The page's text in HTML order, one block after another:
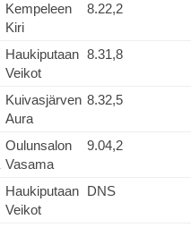
Kempeleen
Kiri
8.22,2
Haukiputaan
Veikot
8.31,8
Kuivasjärven
Aura
8.32,5
Oulunsalon
Vasama
9.04,2
Haukiputaan
Veikot
DNS